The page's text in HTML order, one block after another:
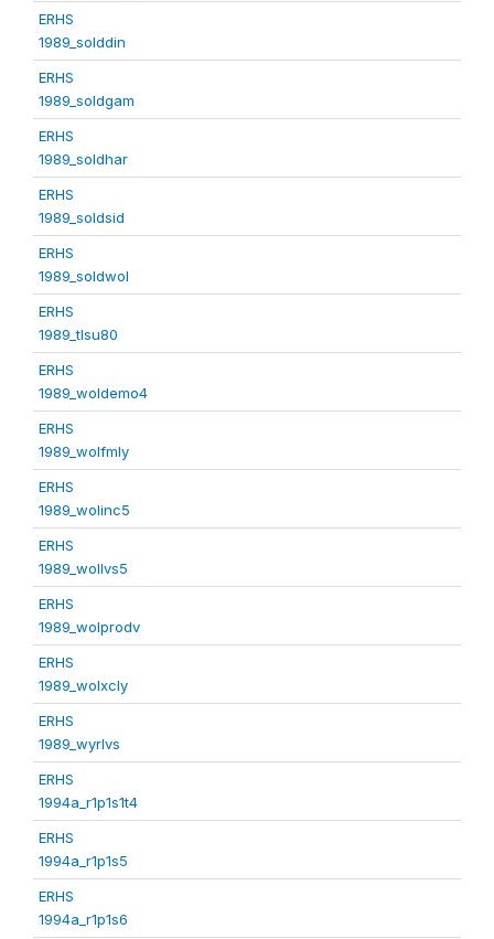
ERHS
1989_solddin
ERHS
1989_soldgam
ERHS
1989_soldhar
ERHS
1989_soldsid
ERHS
1989_soldwol
ERHS
1989_tlsu80
ERHS
1989_woldemo4
ERHS
1989_wolfmly
ERHS
1989_wolinc5
ERHS
1989_wollvs5
ERHS
1989_wolprodv
ERHS
1989_wolxcly
ERHS
1989_wyrlvs
ERHS
1994a_r1p1s1t4
ERHS
1994a_r1p1s5
ERHS
1994a_r1p1s6